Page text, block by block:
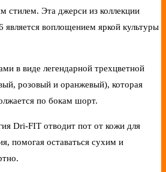
стилем. Эта джерси из коллекции
является воплощением яркой культуры
в виде легендарной трехцветной
розовый и оранжевый), которая
по бокам шорт.
Dri-FIT отводит пот от кожи для
помогая оставаться сухим и